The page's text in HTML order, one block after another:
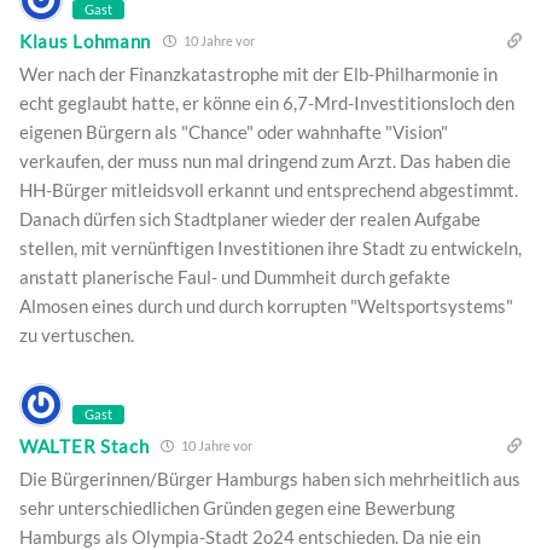
Gast
Klaus Lohmann 10 Jahre vor
Wer nach der Finanzkatastrophe mit der Elb-Philharmonie in
echt geglaubt hatte, er könne ein 6,7-Mrd-Investitionsloch den
eigenen Bürgern als "Chance" oder wahnhafte "Vision"
verkaufen, der muss nun mal dringend zum Arzt. Das haben die
HH-Bürger mitleidsvoll erkannt und entsprechend abgestimmt.
Danach dürfen sich Stadtplaner wieder der realen Aufgabe
stellen, mit vernünftigen Investitionen ihre Stadt zu entwickeln,
anstatt planerische Faul- und Dummheit durch gefakte
Almosen eines durch und durch korrupten "Weltsportsystems"
zu vertuschen.
Gast
WALTER Stach 10 Jahre vor
Die Bürgerinnen/Bürger Hamburgs haben sich mehrheitlich aus
sehr unterschiedlichen Gründen gegen eine Bewerbung
Hamburgs als Olympia-Stadt 2o24 entschieden. Da nie ein